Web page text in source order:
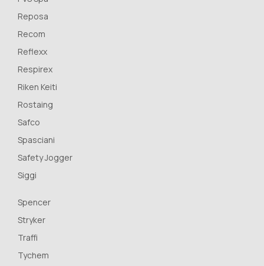
Reposa
Recom
Reflexx
Respirex
Riken Keiti
Rostaing
Safco
Spasciani
Safety Jogger
Siggi
Spencer
Stryker
Traffi
Tychem